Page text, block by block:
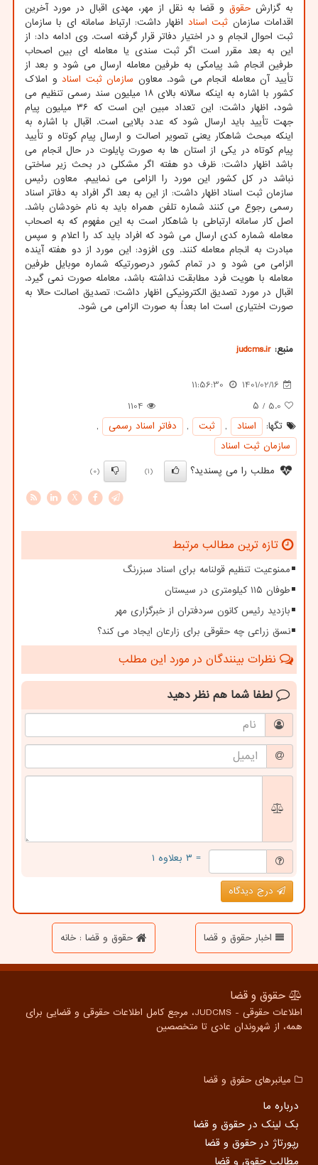
به گزارش حقوق و قضا به نقل از مهر، مهدی اقبال در مورد آخرین
اقدامات سازمان ثبت اسناد اظهار داشت: ارتباط سامانه ای با سازمان
ثبت احوال انجام و در اختیار دفاتر قرار گرفته است. وی ادامه داد: از
این به بعد مقرر است اگر ثبت سندی یا معامله ای بین اصحاب
طرفین انجام شد پیامکی به طرفین معامله ارسال می شود و بعد از
تأیید آن معامله انجام می شود. معاون سازمان ثبت اسنادو املاک
کشور با اشاره به اینکه سالانه بالای ۱۸ میلیون سند رسمی تنظیم می
شود، اظهار داشت: این تعداد مبین این است که ۳۶ میلیون پیام
جهت تأیید باید ارسال شود که عدد بالایی است. اقبال با اشاره به
اینکه مبحث شاهکار یعنی تصویر اصالت و ارسال پیام کوتاه و تأیید
پیام کوتاه در یکی از استان ها به صورت پایلوت در حال انجام می
باشد اظهار داشت: ظرف دو هفته اگر مشکلی در بحث زیر ساختی
نباشد در کل کشور این مورد را الزامی می نماییم. معاون رئیس
سازمان ثبت اسناد اظهار داشت: از این به بعد اگر افراد به دفاتر اسناد
رسمی رجوع می کنند شماره تلفن همراه باید به نام خودشان باشد.
اصل کار سامانه ارتباطی با شاهکار است به این مفهوم که به اصحاب
معامله شماره کدی ارسال می شود که افراد باید کد را اعلام و سپس
مبادرت به انجام معامله کنند. وی افزود: این مورد از دو هفته آینده
الزامی می شود و در تمام کشور درصورتیکه شماره موبایل طرفین
معامله با هویت فرد مطابقت نداشته باشد، معامله صورت نمی گیرد.
اقبال در مورد تصدیق الکترونیکی اظهار داشت: تصدیق اصالت حالا به
صورت اختیاری است اما بعداً به صورت الزامی می شود.
منبع: judcms.ir
1401/02/16
11:56:30
5.0 / ۵
1104
تگها:
اسناد , ثبت , دفاتر اسناد رسمی
,
سازمان ثبت اسناد
مطلب را می پسندید؟
(1)
(0)
X
تازه ترین مطالب مرتبط
ممنوعیت تنظیم قولنامه برای اسناد سبزرنگ
طوفان ۱۱۵ کیلومتری در سیستان
بازدید رئیس کانون سردفتران از خبرگزاری مهر
نسق زراعی چه حقوقی برای زارعان ایجاد می کند؟
نظرات بینندگان در مورد این مطلب
لطفا شما هم نظر دهید
= ۳ بعلاوه ۱
درج دیدگاه
اخبار حقوق و قضا حقوق و قضا : خانه
حقوق و قضا
اطلاعات حقوقی - JUDCMS، مرجع کامل اطلاعات حقوقی و قضایی برای
همه، از شهروندان عادی تا متخصصین
میانبرهای حقوق و قضا
درباره ما
بک لینک در حقوق و قضا
رپورتاژ در حقوق و قضا
مطالب حقوق و قضا